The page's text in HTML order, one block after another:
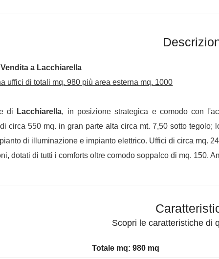
Vendita a Lacchiarella
uffici di totali mq. 980 più area esterna mq. 1000
di Lacchiarella, in posizione strategica e comodo con
circa 550 mq. in gran parte alta circa mt. 7,50 sotto
di illuminazione e impianto elettrico. Uffici di circa mq.
dotati di tutti i comforts oltre comodo soppalco di mq. 150.
Scopri le caratteristiche di
Totale mq: 980 mq